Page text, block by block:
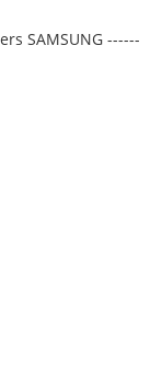
SAMSUNG ------